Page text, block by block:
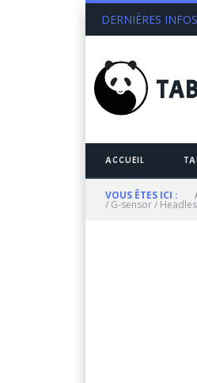
DERNIÈRES
ACCUEIL
VOUS ÊTES ICI :
/ G-sensor /